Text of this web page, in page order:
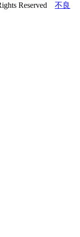
Reserved 不良